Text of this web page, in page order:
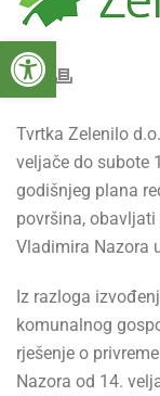
Open
Tvrtka Zelenilo
veljače do subote
godišnjeg plana
površina,
Vladimira Nazora
Iz razloga
komunalnog
rješenje o
Nazora od 14.